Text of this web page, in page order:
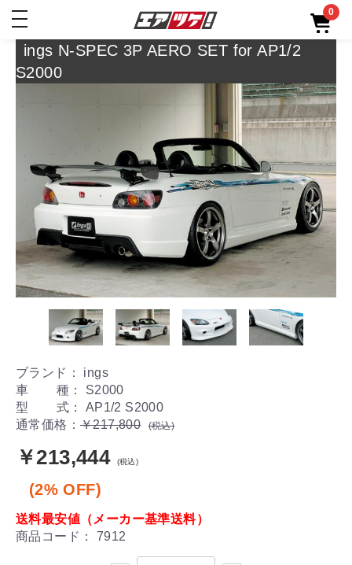
toggle
0
ings N-SPEC 3P AERO SET for AP1/2
S2000
ブランド： ings
車 種： S2000
型 式： AP1/2 S2000
通常価格： ￥217,800 (税込)
￥213,444 (税込)
(2% OFF)
送料最安値（メーカー基準送料）
商品コード： 7912